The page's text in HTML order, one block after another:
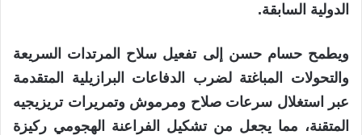
الدولية السابقة.
ويطمح حسام حسن إلى تفعيل سلاح المرتدات السريعة
والتحولات المباغتة لضرب الدفاعات البرازيلية المتقدمة
عبر استغلال سرعات صلاح ومرموش وتمريرات تريزيجيه
المتقنة، مما يجعل من تشكيل الفراعنة الهجومي ركيزة